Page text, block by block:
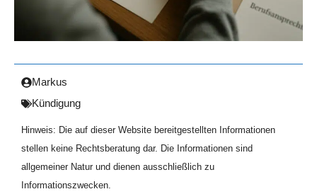
Markus
Kündigung
Hinweis: Die auf dieser Website bereitgestellten Informationen
stellen keine Rechtsberatung dar. Die Informationen sind
allgemeiner Natur und dienen ausschließlich zu
Informationszwecken.